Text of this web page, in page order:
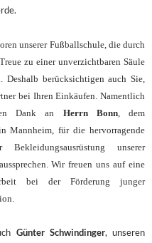
unserer Fußballschule, die durch
zu einer unverzichtbaren Säule
Deshalb berücksichtigen auch Sie,
bei Ihren Einkäufen. Namentlich
Dank an Herrn Bonn, dem
Mannheim, für die hervorragende
unserer
Wir freuen uns auf eine
bei der Förderung junger
Günter Schwindinger, unseren